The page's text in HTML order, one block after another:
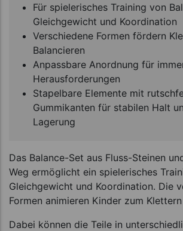
Für spielerisches Training von
Gleichgewicht und Koordination
Verschiedene Formen fördern
Balancieren
Anpassbare Anordnung für
Herausforderungen
Stapelbare Elemente mit
Gummikanten für stabilen Halt
Lagerung
Das Balance-Set aus Fluss-Steinen
Weg ermöglicht ein spielerisches
Gleichgewicht und Koordination. Die
Formen animieren Kinder zum
Dabei können die Teile in